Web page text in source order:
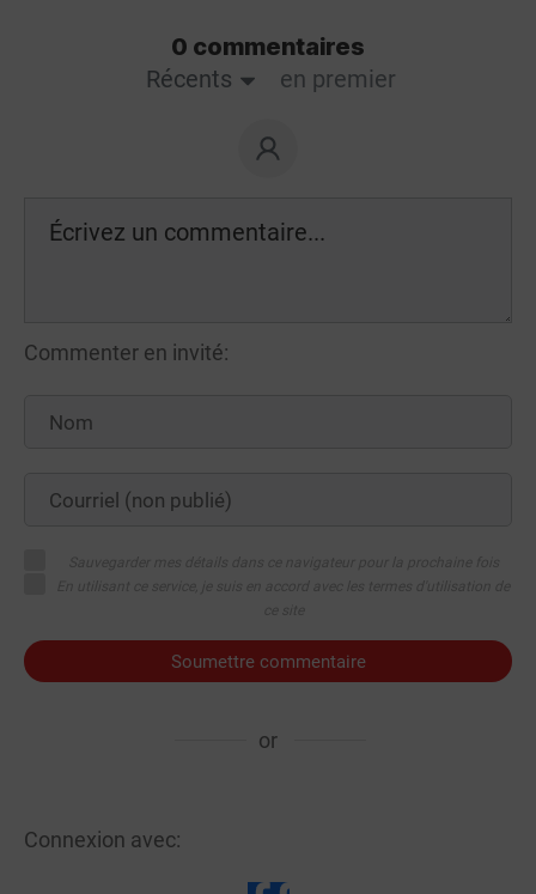
0 commentaires
Récents
en premier
Commenter en invité:
Soumettre commentaire
or
Connexion avec: